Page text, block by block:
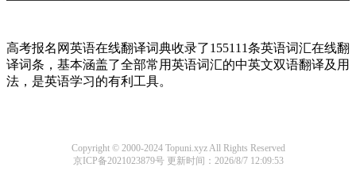
高考报名网英语在线翻译词典收录了155111条英语词汇在线翻
译词条，基本涵盖了全部常用英语词汇的中英文双语翻译及用
法，是英语学习的有利工具。
Copyright © 2000-2024 Topuni.xyz All Rights Reserved
京ICP备2021023879号更新时间：2026/8/7 12:09:53